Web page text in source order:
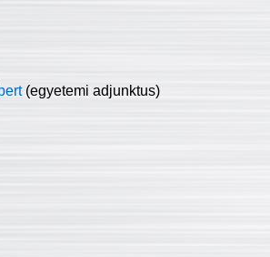
(egyetemi adjunktus)